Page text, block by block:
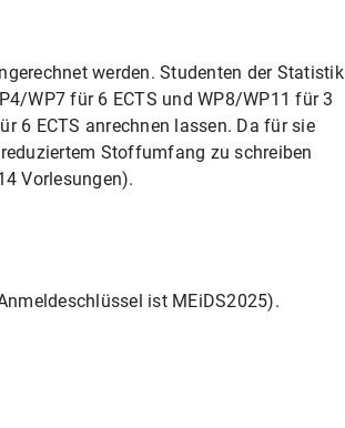
werden. Studenten der Statistik
WP7 für 6 ECTS und WP8/WP11 für 3
6 ECTS anrechnen lassen. Da für sie
Stoffumfang zu schreiben
Vorlesungen).
ist MEiDS2025).